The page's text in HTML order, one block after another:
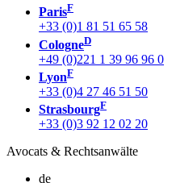
ParisF
+33 (0)1 81 51 65 58
CologneD
+49 (0)221 1 39 96 96 0
LyonF
+33 (0)4 27 46 51 50
StrasbourgF
+33 (0)3 92 12 02 20
Avocats & Rechtsanwälte
de